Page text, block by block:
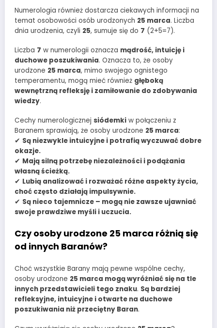
Numerologia również dostarcza ciekawych informacji na
temat osobowości osób urodzonych 25 marca. Liczba
dnia urodzenia, czyli 25, sumuje się do 7 (2+5=7).
Liczba 7 w numerologii oznacza mądrość, intuicję i
duchowe poszukiwania. Oznacza to, że osoby
urodzone 25 marca, mimo swojego ognistego
temperamentu, mogą mieć również głęboką
wewnętrzną refleksję i zamiłowanie do zdobywania
wiedzy.
Cechy numerologicznej siódemki w połączeniu z
Baranem sprawiają, że osoby urodzone 25 marca:
✔ Są niezwykle intuicyjne i potrafią wyczuwać dobre
okazje.
✔ Mają silną potrzebę niezależności i podążania
własną ścieżką.
✔ Lubią analizować i rozważać różne aspekty życia,
choć często działają impulsywnie.
✔ Są nieco tajemnicze – mogą nie zawsze ujawniać
swoje prawdziwe myśli i uczucia.
Czy osoby urodzone 25 marca różnią się
od innych Baranów?
Choć wszystkie Barany mają pewne wspólne cechy,
osoby urodzone 25 marca mogą wyróżniać się na tle
innych przedstawicieli tego znaku. Są bardziej
refleksyjne, intuicyjne i otwarte na duchowe
poszukiwania niż przeciętny Baran.